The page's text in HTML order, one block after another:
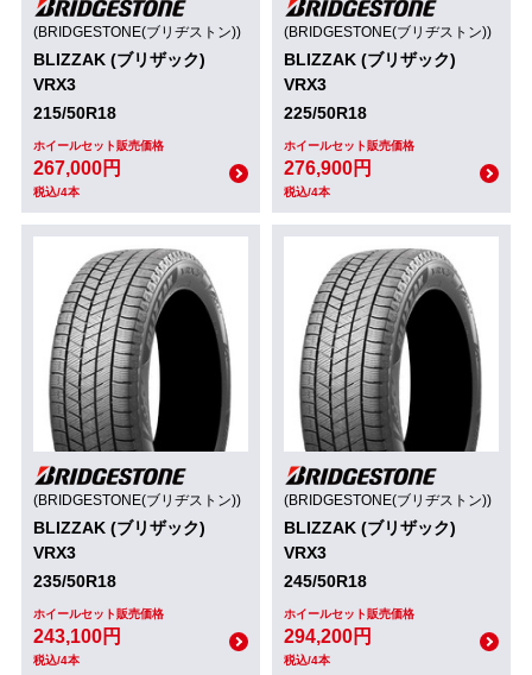
(BRIDGESTONE(ブリヂストン))
BLIZZAK (ブリザック)
VRX3
215/50R18
ホイールセット販売価格
267,000円
税込/4本
(BRIDGESTONE(ブリヂストン))
BLIZZAK (ブリザック)
VRX3
225/50R18
ホイールセット販売価格
276,900円
税込/4本
(BRIDGESTONE(ブリヂストン))
BLIZZAK (ブリザック)
VRX3
235/50R18
ホイールセット販売価格
243,100円
税込/4本
(BRIDGESTONE(ブリヂストン))
BLIZZAK (ブリザック)
VRX3
245/50R18
ホイールセット販売価格
294,200円
税込/4本